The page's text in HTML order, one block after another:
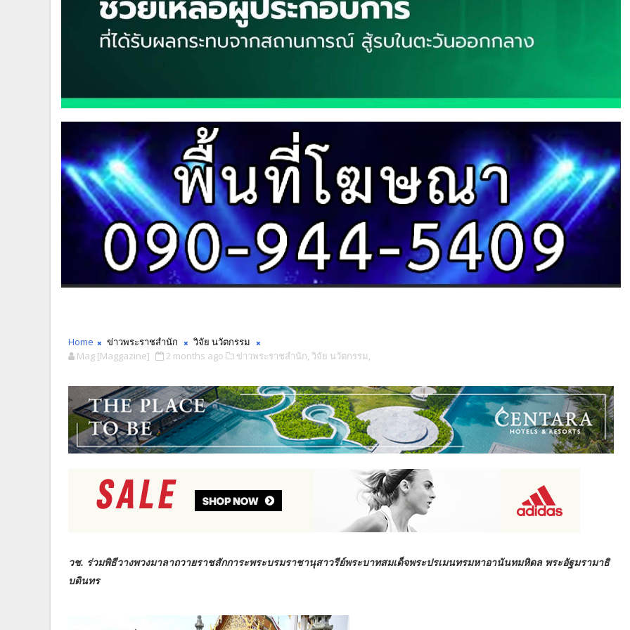
Home ข่าวพระราชสำนัก
วิจัย นวัตกรรม
Mag [Maggazine]
2 months ago ข่าวพระราชสำนัก, วิจัย นวัตกรรม,
วช. ร่วมพิธีวางพวงมาลาถวายราชสักการะพระบรมราชานุสาวรีย์พระบาทสมเด็จพระปรเมนทรมหาอานันทมหิดล พระอัฐมรามาธิ
บดินทร